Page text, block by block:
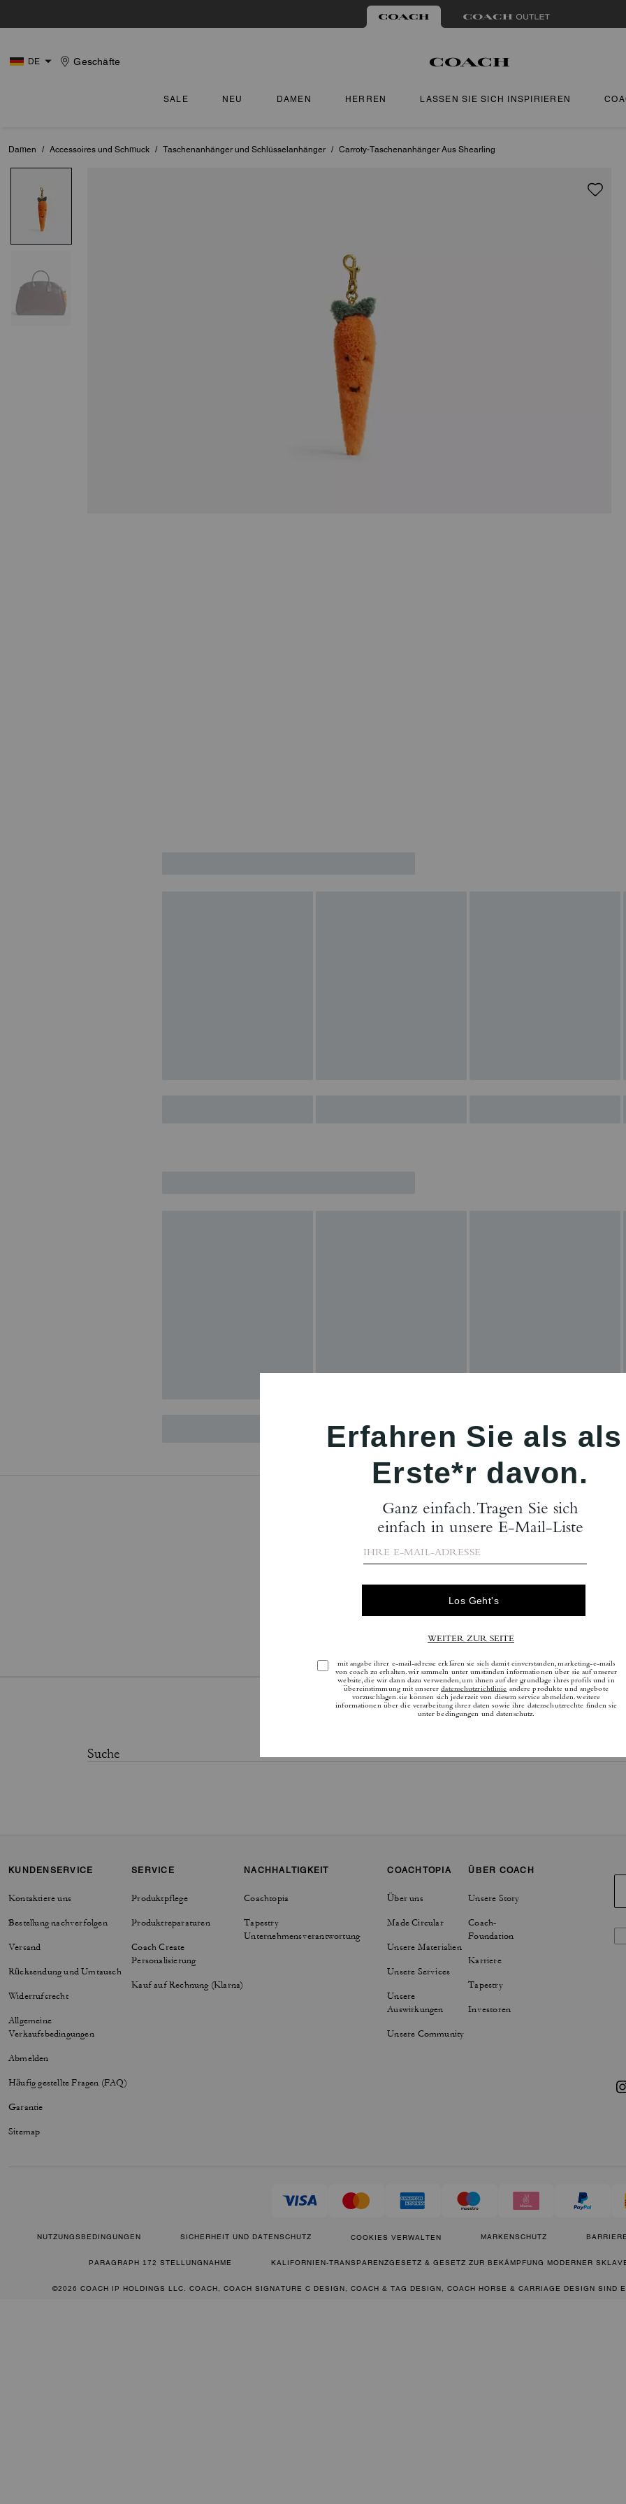
DE Geschäfte
SALE NEU DAMEN HERREN LASSEN SIE SICH INSPIRIEREN
Damen / Accessoires und Schmuck / Taschenanhänger und Schlüsselanhänger / Carroty-Taschenanhänger Aus Shearling
Bewertungen
Es gibt noch keine Reviews.
Weitere Informationen darüber, wie wir unsere Bewertungen überprüfen, finden Sie
KUNDENSERVICE
Kontaktiere uns
Bestellung nachverfolgen
Versand
Rücksendung und Umtausch
Widerrufsrecht
Allgemeine
Verkaufsbedingungen
Abmelden
Häufig gestellte Fragen (FAQ)
Garantie
Sitemap
SERVICE
Produktpflege
Produktreparaturen
Coach Create
Personalisierung
Kauf auf Rechnung (Klarna)
NACHHALTIGKEIT
Coachtopia
Tapestry
Unternehmensverantwortung
COACHTOPIA
Über uns
Made Circular
Unsere Materialien
Unsere Services
Unsere
Auswirkungen
Unsere Community
ÜBER COACH
Unsere Story
Coach-
Foundation
Karriere
Tapestry
Investoren
NUTZUNGSBEDINGUNGEN SICHERHEIT UND DATENSCHUTZ COOKIES VERWALTEN MARKENSCHUTZ
PARAGRAPH 172 STELLUNGNAHME KALIFORNIEN-TRANSPARENZGESETZ & GESETZ ZUR BEKÄMPFUNG MODERNER
©2026 COACH IP HOLDINGS LLC. COACH, COACH SIGNATURE C DESIGN, COACH & TAG DESIGN, COACH HORSE & CARRIAGE DESIGN SIND